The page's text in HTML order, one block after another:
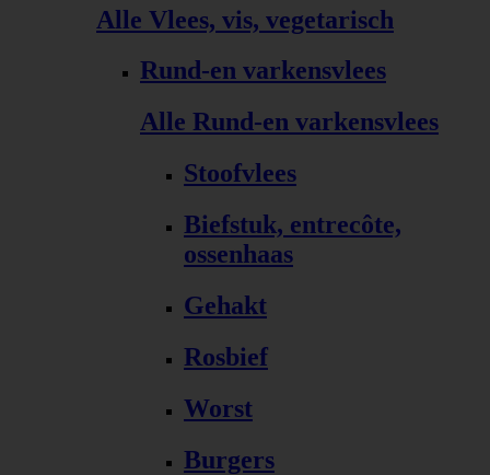
Alle Vlees, vis, vegetarisch
Rund-en varkensvlees
Alle Rund-en varkensvlees
Stoofvlees
Biefstuk, entrecôte,
ossenhaas
Gehakt
Rosbief
Worst
Burgers